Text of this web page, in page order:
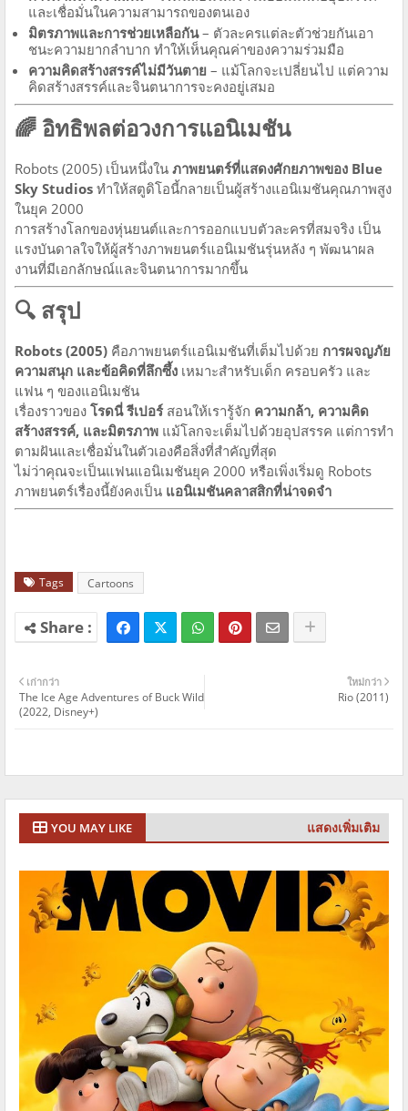
และเชื่อมั่นในความสามารถของตนเอง
มิตรภาพและการช่วยเหลือกัน– ตัวละครแต่ละตัวช่วยกันเอา
ชนะความยากลำบาก ทำให้เห็นคุณค่าของความร่วมมือ
ความคิดสร้างสรรค์ไม่มีวันตาย – แม้โลกจะเปลี่ยนไป แต่ความ
คิดสร้างสรรค์และจินตนาการจะคงอยู่เสมอ
🌈 อิทธิพลต่อวงการแอนิเมชัน
Robots (2005) เป็นหนึ่งใน ภาพยนตร์ที่แสดงศักยภาพของ Blue
Sky Studios ทำให้สตูดิโอนี้กลายเป็นผู้สร้างแอนิเมชันคุณภาพสูง
ในยุค 2000
การสร้างโลกของหุ่นยนต์และการออกแบบตัวละครที่สมจริง เป็น
แรงบันดาลใจให้ผู้สร้างภาพยนตร์แอนิเมชันรุ่นหลัง ๆ พัฒนาผล
งานที่มีเอกลักษณ์และจินตนาการมากขึ้น
🔍 สรุป
Robots (2005) คือภาพยนตร์แอนิเมชันที่เต็มไปด้วย การผจญภัย
ความสนุก และข้อคิดที่ลึกซึ้ง เหมาะสำหรับเด็ก ครอบครัว และ
แฟน ๆ ของแอนิเมชัน
เรื่องราวของ โรดนี่ รีเปอร์สอนให้เรารู้จัก ความกล้า, ความคิด
สร้างสรรค์, และมิตรภาพ แม้โลกจะเต็มไปด้วยอุปสรรค แต่การทำ
ตามฝันและเชื่อมั่นในตัวเองคือสิ่งที่สำคัญที่สุด
ไม่ว่าคุณจะเป็นแฟนแอนิเมชันยุค 2000 หรือเพิ่งเริ่มดู Robots
ภาพยนตร์เรื่องนี้ยังคงเป็น แอนิเมชันคลาสสิกที่น่าจดจำ
Tags Cartoons
ใหม่กว่า
Rio (2011)
เก่ากว่า
The Ice Age Adventures of Buck Wild
(2022, Disney+)
YOU MAY LIKE แสดงเพิ่มเติม